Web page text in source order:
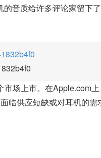
音质给许多评论家留下
场上市。在Apple.com
临供应短缺或对耳机的需